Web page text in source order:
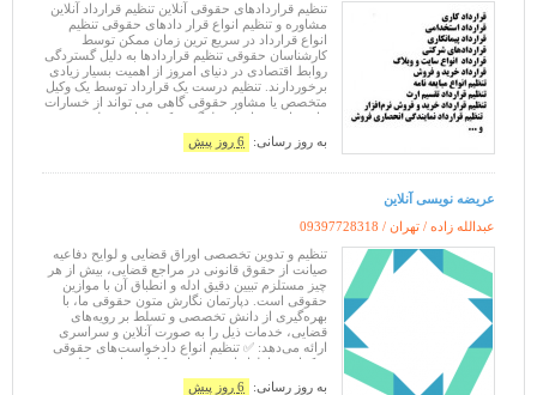
تنظیم قراردادهای حقوقی آنلاین تنظیم قرارداد آنلاین
مشاوره و تنظیم انواع قرار دادهای حقوقی تنظیم
انواع قرارداد در سریع ترین زمان ممکن توسط
کارشناسان حقوقی تنظیم قراردادها به دلیل گستردگی
روابط اقتصادی در دنیای امروز از اهمیت بسیار زیادی
برخوردارند. تنظیم درست یک قرارداد توسط یک وکیل
متخصص یا مشاور حقوقی گاهی می تواند از خسارات
های زیادی به افراد جلوگیری کند. لذا در تنظیم هر نوع
قرارداد حقوقی با
به روز رسانی: 6 روز پیش
عریضه نویسی آنلاین
عبدالله زاده / تهران / 09397728318
تنظیم و تدوین تخصصی اوراق قضایی و لوایح دفاعیه
صیانت از حقوق قانونی در مراجع قضایی، بیش از هر
چیز مستلزم تبیین دقیق ادله و انطباق آن با موازین
حقوقی است. دپارتمان نگارش متون حقوقی ما، با
بهره‌گیری از دانش تخصصی و تسلط بر رویه‌های
قضایی، خدمات ذیل را به صورت آنلاین و سراسری
ارائه می‌دهد: ✅ تنظیم انواع دادخواست‌های حقوقی
شکوائیه و اظهارنامه با رعایت کامل قواعد شکلی
جهت جلوگیری از رد دعوا ✅ تنظ
به روز رسانی: 6 روز پیش